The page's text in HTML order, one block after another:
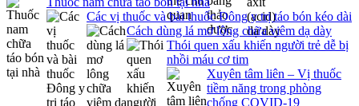
Các vị thuốc và bài thuốc Đông y trị táo bón kéo dài
Cách dùng lá mơ lông chữa viêm dạ dày
Thói quen xấu khiến người trẻ dễ bị
nhồi máu cơ tim
Xuyên tâm liên – Vị thuốc
tiềm năng trong phòng
chống COVID-19